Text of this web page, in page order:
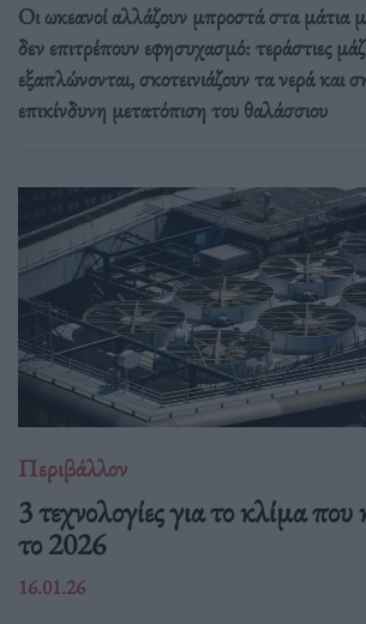
Οι ωκεανοί αλλάζουν μπροστά στα μάτια
δεν επιτρέπουν εφησυχασμό: τεράστιες
εξαπλώνονται, σκοτεινιάζουν τα νερά και
επικίνδυνη μετατόπιση του θαλάσσιου
Περιβάλλον
3 τεχνολογίες για το κλίμα
το 2026
16.01.26